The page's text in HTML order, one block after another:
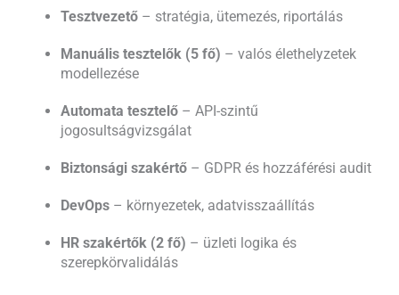
Tesztvezető – stratégia, ütemezés, riportálás
Manuális tesztelők (5 fő) – valós élethelyzetek
modellezése
Automata tesztelő – API-szintű
jogosultságvizsgálat
Biztonsági szakértő – GDPR és hozzáférési audit
DevOps – környezetek, adatvisszaállítás
HR szakértők (2 fő) – üzleti logika és
szerepkörvalidálás